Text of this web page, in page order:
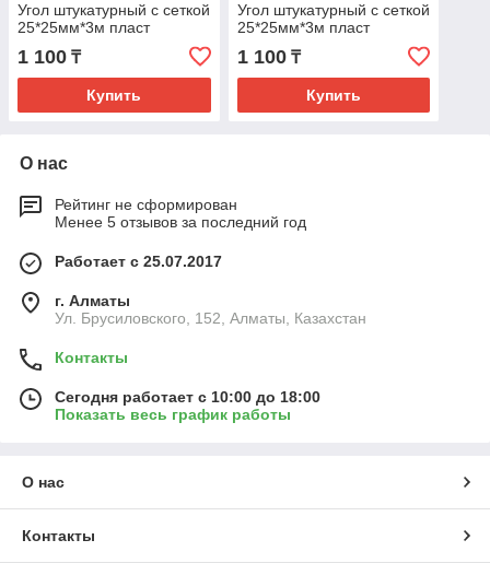
Угол штукатурный с сеткой
25*25мм*3м пласт
1 100 ₸
Купить
Угол штукатурный с сеткой
25*25мм*3м пласт
1 100₸
Купить
О нас
Рейтинг не сформирован
Менее 5 отзывов за последний год
Работает с 25.07.2017
г. Алматы
Ул. Брусиловского, 152, Алматы, Казахстан
Контакты
Сегодня работает с 10:00 до 18:00
Показать весь график работы
О нас
Контакты